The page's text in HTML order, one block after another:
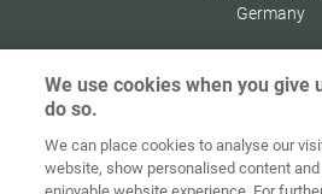
Germany
Početna Kontakt
We use cookies when you give
do so.
We can place cookies to analyse our
website, show personalised content